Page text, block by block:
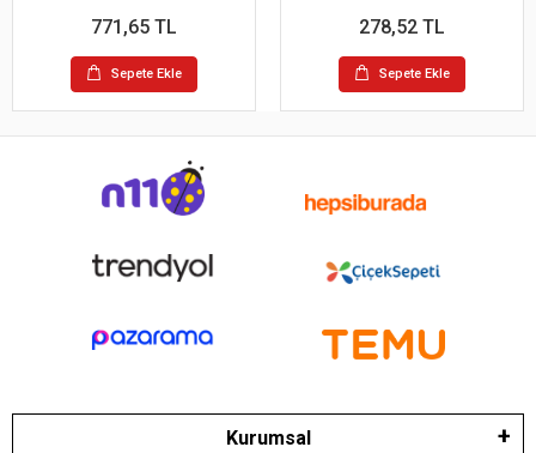
771,65 TL
Sepete Ekle
278,52 TL
Sepete Ekle
Kurumsal